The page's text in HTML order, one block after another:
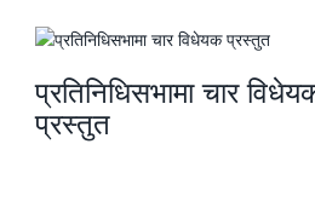
प्रतिनिधिसभामा चार
प्रस्तुत